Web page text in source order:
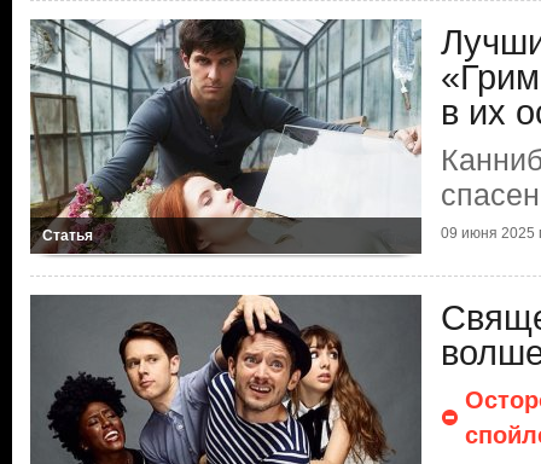
Статья
в их
09 июня 2025